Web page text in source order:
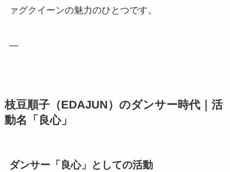
ァグクイーンの魅力のひとつです。
—
枝豆順子（EDAJUN）のダンサー時代｜活
動名「良心」
ダンサー「良心」としての活動